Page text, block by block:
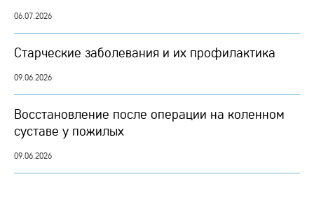
06.07.2026
Старческие заболевания и их профилактика
09.06.2026
Восстановление после операции на коленном
суставе у пожилых
09.06.2026